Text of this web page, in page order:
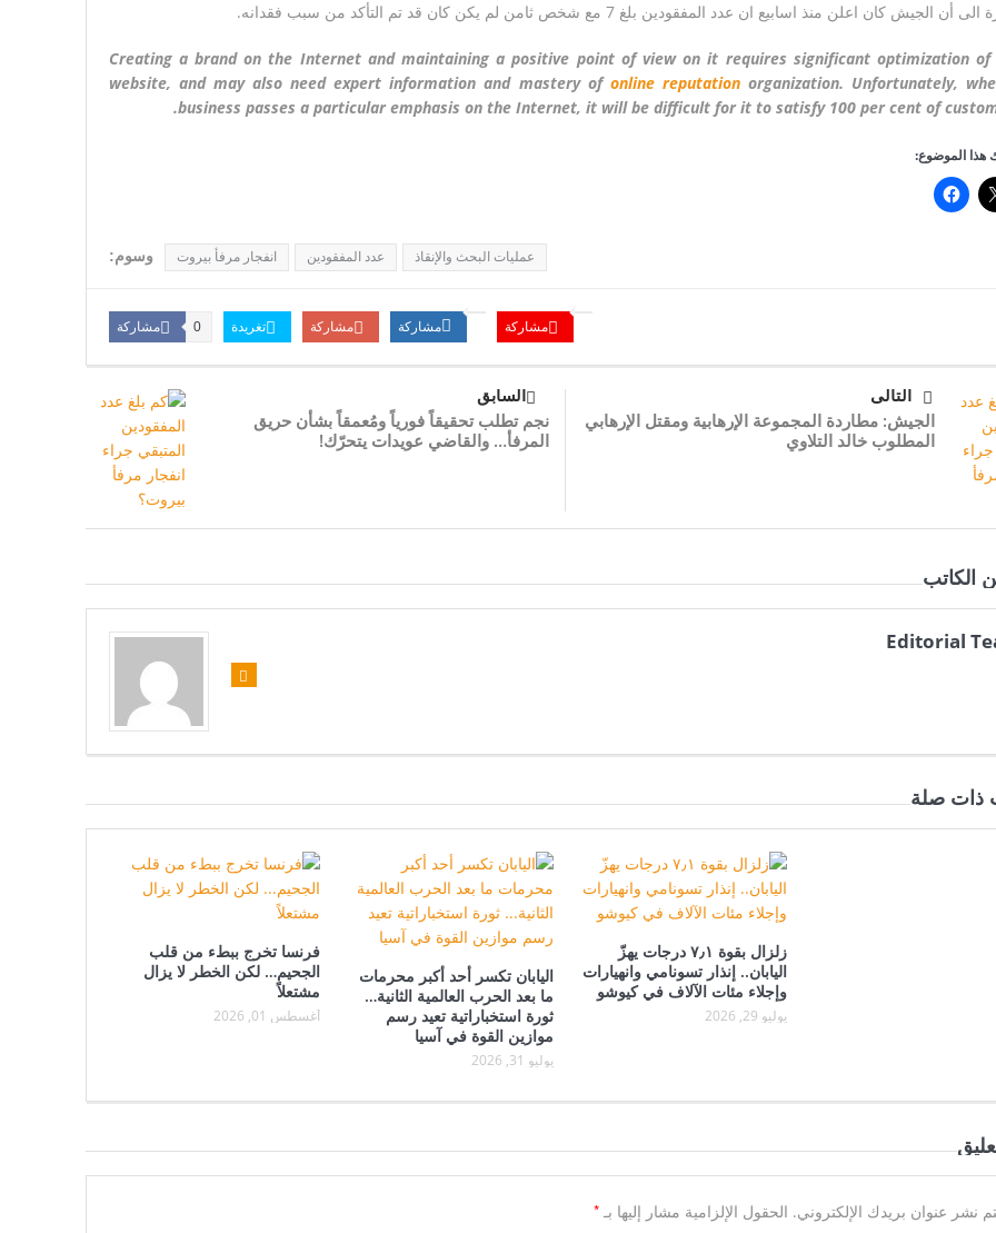
أن الجيش كان اعلن منذ اسابيع ان عدد المفقودين بلغ 7 مع شخص ثامن لم يكن كان قد تم التأكد من سبب فقدانه.
Creating a brand on the Internet and maintaining a positive point of view on it requires significant optimization
website, and may also need expert information and mastery of online reputationorganization. Unfortunately,
business passes a particular emphasis on the Internet, it will be difficult for it to satisfy 100 per cent of
هذا الموضوع:
وسوم: انفجار مرفأ بيروت عدد المفقودين عمليات البحث والإنقاذ
مشاركة 0 تغريدة مشاركة مشاركة مشاركة
السابق
نجم تطلب تحقيقاً فورياً ومُعمقاً بشأن حريق
المرفأ… والقاضي عويدات يتحرّك!
التالى
الجيش: مطاردة المجموعة الإرهابية ومقتل الإرهابي
المطلوب خالد التلاوي
الكاتب
Editorial
ذات صلة
فرنسا تخرج ببطء من قلب
الجحيم… لكن الخطر لا يزال
مشتعلاً
أغسطس 01, 2026
اليابان تكسر أحد أكبر محرمات
ما بعد الحرب العالمية الثانية…
ثورة استخباراتية تعيد رسم
موازين القوة في آسيا
يوليو 31, 2026
زلزال بقوة ٧٫١ درجات يهزّ
اليابان.. إنذار تسونامي وانهيارات
وإجلاء مئات الآلاف في كيوشو
يوليو 29, 2026
نشر عنوان بريدك الإلكتروني. الحقول الإلزامية مشار إليها بـ*